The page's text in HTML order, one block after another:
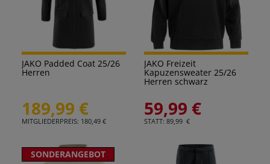
JAKO Padded Coat 25/26
Herren
189,99 €
MITGLIEDERPREIS: 180,49 €
JAKO Freizeit
Kapuzensweater 25/26
Herren schwarz
59,99 €
STATT: 89,99 €
SONDERANGEBOT